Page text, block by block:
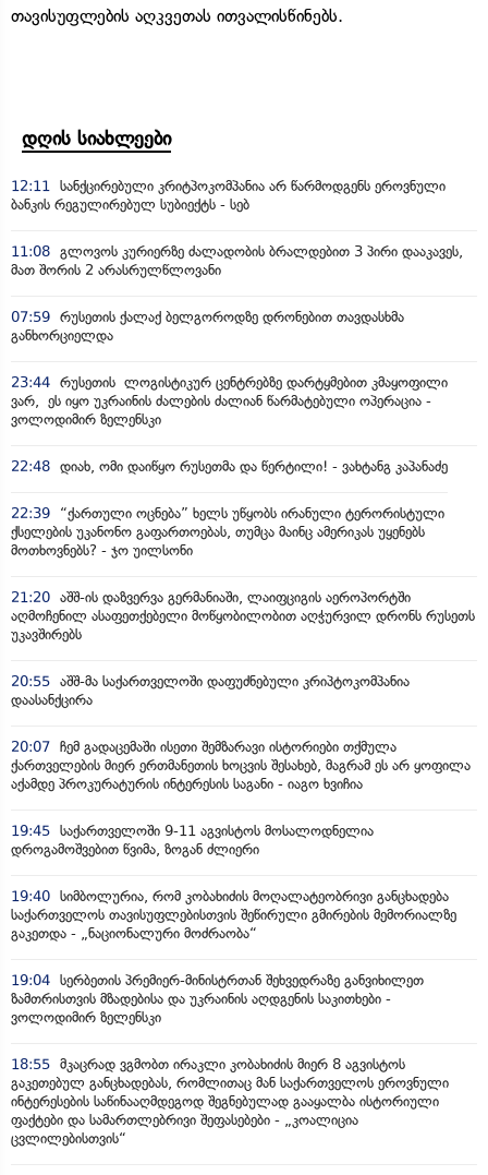
თავისუფლების აღკვეთას ითვალისწინებს.
დღის სიახლეები
12:11
სანქცირებული კრიტპოკომპანია არ წარმოდგენს ეროვნული
ბანკის რეგულირებულ სუბიექტს - სებ
11:08 გლოვოს კურიერზე ძალადობის ბრალდებით 3 პირი დააკავეს,
მათ შორის 2 არასრულწლოვანი
07:59 რუსეთის ქალაქ ბელგოროდზე დრონებით თავდასხმა
განხორციელდა
23:44 რუსეთის ლოგისტიკურ ცენტრებზე დარტყმებით კმაყოფილი
ვარ, ეს იყო უკრაინის ძალების ძალიან წარმატებული ოპერაცია -
ვოლოდიმირ ზელენსკი
22:48 დიახ, ომი დაიწყო რუსეთმა და წერტილი! - ვახტანგ კაპანაძე
22:39
“ქართული ოცნება” ხელს უწყობს ირანული ტერორისტული
ქსელების უკანონო გაფართოებას, თუმცა მაინც ამერიკას უყენებს
მოთხოვნებს? - ჯო უილსონი
21:20 აშშ-ის დაზვერვა გერმანიაში, ლაიფციგის აეროპორტში
აღმოჩენილ ასაფეთქებელი მოწყობილობით აღჭურვილ დრონს რუსეთს
უკავშირებს
20:55 აშშ-მა საქართველოში დაფუძნებული კრიპტოკომპანია
დაასანქცირა
20:07 ჩემ გადაცემაში ისეთი შემზარავი ისტორიები თქმულა
ქართველების მიერ ერთმანეთის ხოცვის შესახებ, მაგრამ ეს არ ყოფილა
აქამდე პროკურატურის ინტერესის საგანი - იაგო ხვიჩია
19:45 საქართველოში 9-11 აგვისტოს მოსალოდნელია
დროგამოშვებით წვიმა, ზოგან ძლიერი
19:40 სიმბოლურია, რომ კობახიძის მოღალატეობრივი განცხადება
საქართველოს თავისუფლებისთვის შეწირული გმირების მემორიალზე
გაკეთდა - „ნაციონალური მოძრაობა“
19:04 სერბეთის პრემიერ-მინისტრთან შეხვედრაზე განვიხილეთ
ზამთრისთვის მზადებისა და უკრაინის აღდგენის საკითხები -
ვოლოდიმირ ზელენსკი
18:55 მკაცრად ვგმობთ ირაკლი კობახიძის მიერ 8 აგვისტოს
გაკეთებულ განცხადებას, რომლითაც მან საქართველოს ეროვნული
ინტერესების საწინააღმდეგოდ შეგნებულად გააყალბა ისტორიული
ფაქტები და სამართლებრივი შეფასებები - „კოალიცია
ცვლილებისთვის“